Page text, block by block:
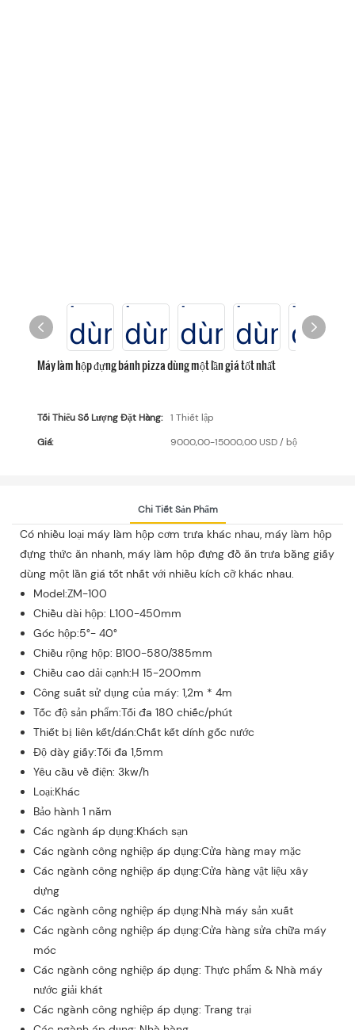
Máy làm hộp đựng bánh pizza dùng một lần giá tốt nhất
Tối Thiểu Số Lượng Đặt Hàng:
1 Thiết lập
Giá:
9000,00-15000,00 USD / bộ
Chi Tiết Sản Phẩm
Có nhiều loại máy làm hộp cơm trưa khác nhau, máy làm hộp
đựng thức ăn nhanh, máy làm hộp đựng đồ ăn trưa bằng giấy
dùng một lần giá tốt nhất với nhiều kích cỡ khác nhau.
Model:ZM-100
Chiều dài hộp: L100-450mm
Góc hộp:5°- 40°
Chiều rộng hộp: B100-580/385mm
Chiều cao dải cạnh:H 15-200mm
Công suất sử dụng của máy: 1,2m * 4m
Tốc độ sản phẩm:Tối đa 180 chiếc/phút
Thiết bị liên kết/dán:Chất kết dính gốc nước
Độ dày giấy:Tối đa 1,5mm
Yêu cầu về điện: 3kw/h
Loại:Khác
Bảo hành 1 năm
Các ngành áp dụng:Khách sạn
Các ngành công nghiệp áp dụng:Cửa hàng may mặc
Các ngành công nghiệp áp dụng:Cửa hàng vật liệu xây
dựng
Các ngành công nghiệp áp dụng:Nhà máy sản xuất
Các ngành công nghiệp áp dụng:Cửa hàng sửa chữa máy
móc
Các ngành công nghiệp áp dụng: Thực phẩm & Nhà máy
nước giải khát
Các ngành công nghiệp áp dụng: Trang trại